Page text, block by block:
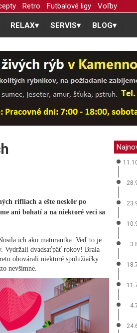
Retro Futbalové ligy Voľby
RELAX▾ SERVIS▾ BLOG▾
rifliach a ešte neskôr po
ani bohatí a na niektoré veci sa
ich ako maturantka. Veď to je
Vydržali dvadsaťpäť rokov! Brala
ohovárali niektoré spolužiačky.
nevšimne.